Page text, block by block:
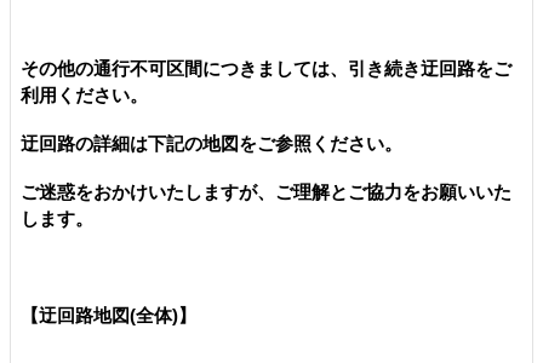
その他の通行不可区間につきましては、引き続き迂回路をご
利用ください。
迂回路の詳細は下記の地図をご参照ください。
ご迷惑をおかけいたしますが、ご理解とご協力をお願いいた
します。
【迂回路地図(全体)】